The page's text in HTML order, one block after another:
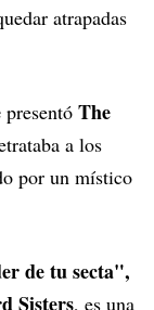
atrapadas
presentó The
a los
por un místico
de tu secta",
Sisters, es una